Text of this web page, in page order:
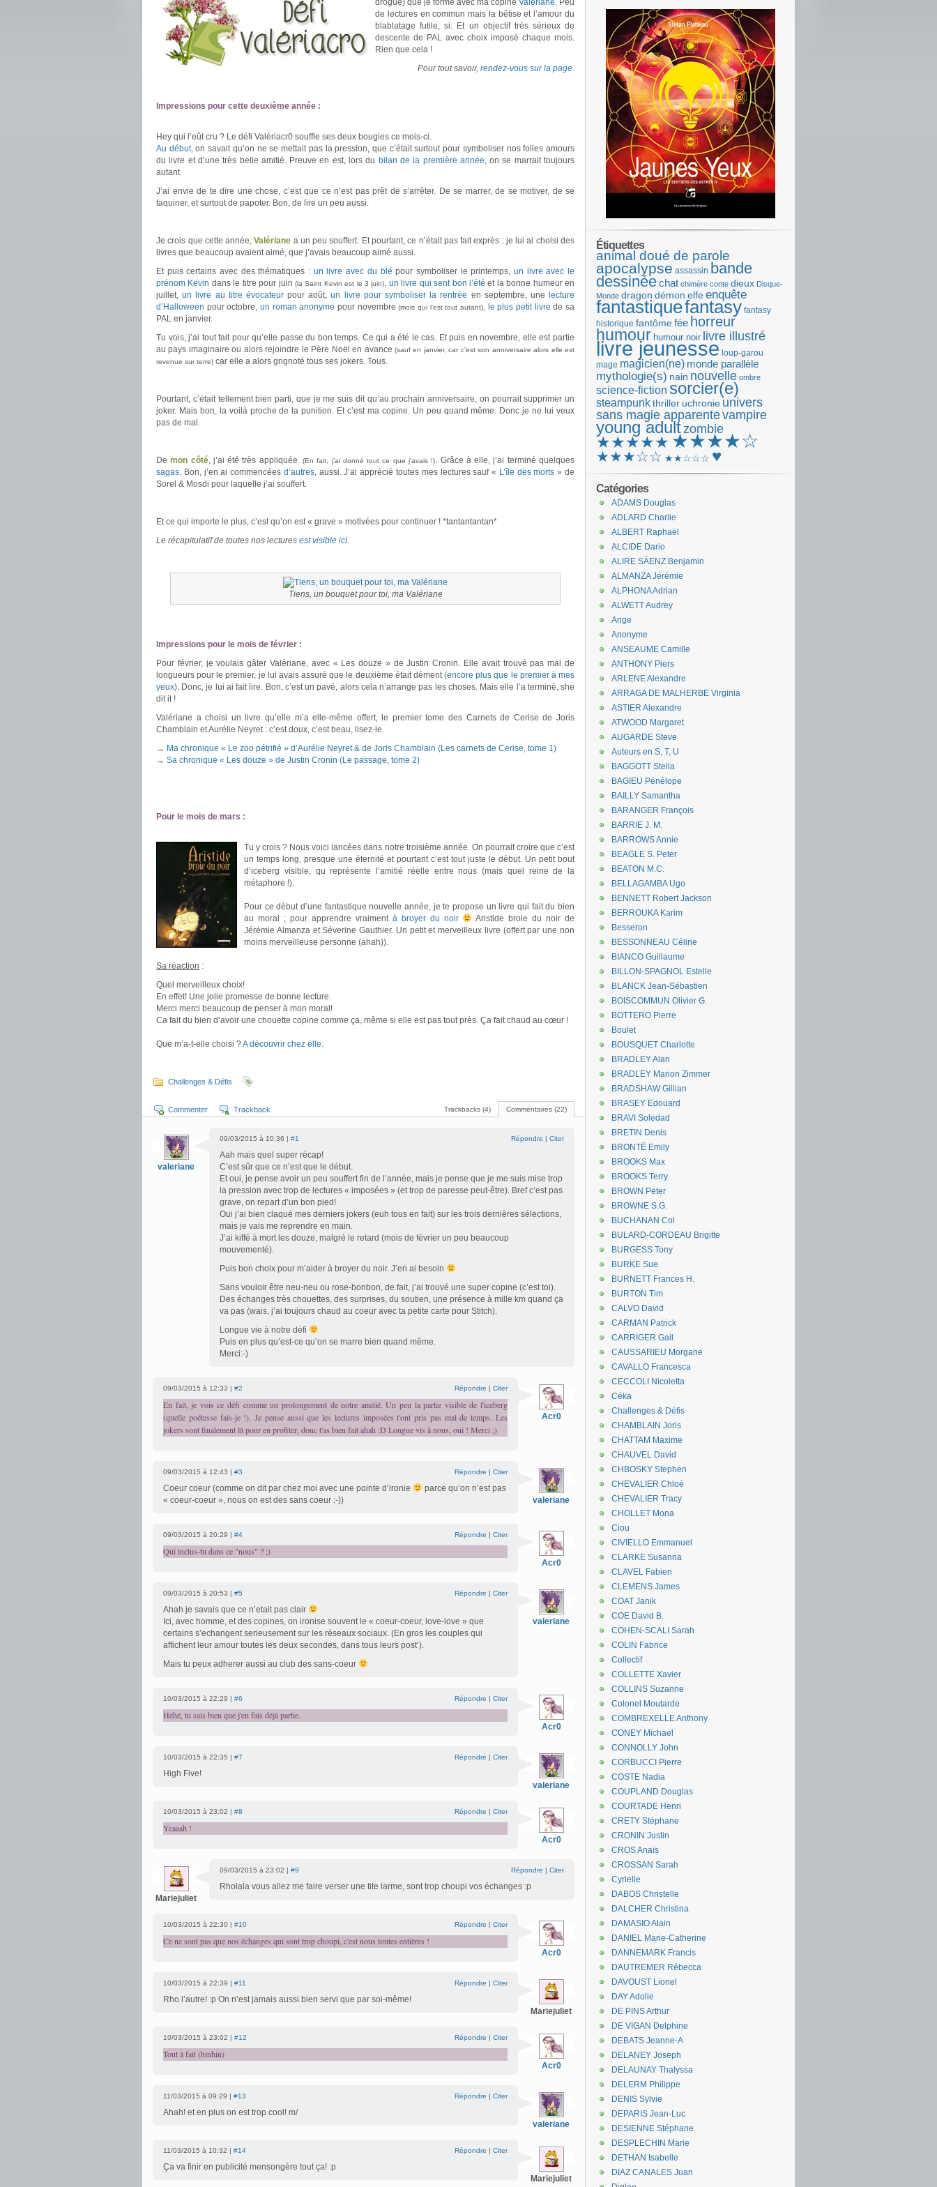
drogué) que je forme avec ma copine Valériane. Peu
de lectures en commun mais la bêtise et l’amour du
blablatage futile, si. Et un objectif très sérieux de
descente de PAL avec choix imposé chaque mois.
Rien que cela !
Pour tout savoir, rendez-vous sur la page.
Impressions pour cette deuxième année :
Hey qui l’eût cru ? Le défi Valériacr0 souffle ses deux bougies ce mois-ci.
Au début, on savait qu’on ne se mettait pas la pression, que c’était surtout pour symboliser nos folles amours
du livre et d’une très belle amitié. Preuve en est, lors du bilan de la première année, on se marrait toujours
autant.
J’ai envie de te dire une chose, c’est que ce n’est pas prêt de s’arrêter. De se marrer, de se motiver, de se
taquiner, et surtout de papoter. Bon, de lire un peu aussi.
Je crois que cette année,Valériane a un peu souffert. Et pourtant, ce n’était pas fait exprès : je lui ai choisi des
livres que beaucoup avaient aimé, que j’avais beaucoup aimé aussi.
Et puis certains avec des thématiques : un livre avec du blé pour symboliser le printemps, un livre avec le
prénom Kevin dans le titre pour juin (la Saint Kevin est le 3 juin), un livre qui sent bon l’été et la bonne humeur en
juillet,un livre au titre évocateurpour août,un livre pour symboliser la rentrée en septembre, une
lecture
d’Halloween pour octobre, un roman anonyme pour novembre(mois qui l’est tout autant), le plus petit livre de sa
PAL en janvier.
Tu vois, j’ai tout fait pour qu’elle passe du bon temps. Ce qui a été le cas. Et puis en novembre, elle est partie
au pays imaginaire ou alors rejoindre le Père Noël en avance (sauf en janvier, car c’est son anniversaire alors elle est
revenue sur terre) car elle a alors grignoté tous ses jokers. Tous.
Pourtant, c’était tellement bien parti, que je me suis dit qu’au prochain anniversaire, on pourrait supprimer un
joker. Mais bon, la voilà proche de la punition. Et c’est ma copine. Un peu quand même. Donc je ne lui veux
pas de mal.
Demon côté, j’ai été très appliquée.(En fait, j’ai donné tout ce que j’avais !). Grâce à elle, j’ai terminé quelques
sagas. Bon, j’en ai commencées d’autres, aussi. J’ai apprécié toutes mes lectures sauf « L’île des morts » de
Sorel & Mosdi pour laquelle j’ai souffert.
Et ce qui importe le plus, c’est qu’on est « grave » motivées pour continuer ! *tantantantan*
Le récapitulatif de toutes nos lectures est visible ici.
Tiens, un bouquet pour toi, ma Valériane
Impressions pour le mois de février :
Pour février, je voulais gâter Valériane, avec « Les douze » de Justin Cronin. Elle avait trouvé pas mal de
longueurs pour le premier, je lui avais assuré que le deuxième était dément (encore plus que le premier à mes
yeux). Donc, je lui ai fait lire. Bon, c’est un pavé, alors cela n’arrange pas les choses. Mais elle l’a terminé, she
dit it !
Valériane a choisi un livre qu’elle m’a elle-même offert, le premier tome des Carnets de Cerise de Joris
Chamblain et Aurélie Neyret : c’est doux, c’est beau, lisez-le.
→ Ma chronique « Le zoo pétrifié » d’Aurélie Neyret & de Joris Chamblain (Les carnets de Cerise, tome 1)
→ Sa chronique « Les douze » de Justin Cronin (Le passage, tome 2)
Pour le mois de mars :
Tu y crois ? Nous voici lancées dans notre troisième année. On pourrait croire que c’est
un temps long, presque une éternité et pourtant c’est tout juste le début. Un petit bout
d’iceberg visible, qu représente l’amitié réelle entre nous (mais quel reine de la
métaphore !).
Pour ce début d’une fantastique nouvelle année, je te propose un livre qui fait du bien
au moral ; pour apprendre vraiment à broyer du noir
Aristide broie du noir de
Jérémie Almanza et Séverine Gauthier. Un petit et merveilleux livre (offert par une non
moins merveilleuse personne (ahah)).
Sa réaction :
Quel merveilleux choix!
En effet! Une jolie promesse de bonne lecture.
Merci merci beaucoup de penser à mon moral!
Ca fait du bien d’avoir une chouette copine comme ça, même si elle est pas tout près. Ça fait chaud au cœur !
Que m’a-t-elle choisi ?A découvrir chez elle.
Challenges & Défis
Commentaires (22)
Trackbacks (4)
Commenter Trackback
valeriane
09/03/2015 à 10:36 | #1 Répondre | Citer
Aah mais quel super récap!
C’est sûr que ce n’est que le début.
Et oui, je pense avoir un peu souffert fin de l’année, mais je pense que je me suis mise trop
la pression avec trop de lectures « imposées » (et trop de paresse peut-être). Bref c’est pas
grave, on repart d’un bon pied!
Oui j’ai bien claqué mes derniers jokers (euh tous en fait) sur les trois dernières sélections,
mais je vais me reprendre en main.
J’ai kiffé à mort les douze, malgré le retard (mois de février un peu beaucoup
mouvementé).
Puis bon choix pour m’aider à broyer du noir. J’en ai besoin
Sans vouloir être neu-neu ou rose-bonbon, de fait, j’ai trouvé une super copine (c’est toi).
Des échanges très chouettes, des surprises, du soutien, une présence à mille km quand ça
va pas (wais, j’ai toujours chaud au coeur avec ta petite carte pour Stitch).
Longue vie à notre défi
Puis en plus qu’est-ce qu’on se marre bien quand même.
Merci:-)
Acr0
09/03/2015 à 12:33 | #2 Répondre | Citer
En fait, je vois ce défi comme un prolongement de notre amitié. Un peu la partie visible de l'iceberg
(quelle poétesse fais-je !). Je pense aussi que les lectures imposées t'ont pris pas mal de temps. Les
jokers sont finalement là pour en profiter, donc t'as bien fait ahah :D Longue vis à nous, oui ! Merci ;)
valeriane
09/03/2015 à 12:43 | #3 Répondre | Citer
Coeur coeur (comme on dit par chez moi avec une pointe d’ironie
parce qu’on n’est pas
« coeur-coeur », nous on est des sans coeur :-))
Acr0
09/03/2015 à 20:29 | #4 Répondre | Citer
Qui inclus-tu dans ce "nous" ? ;)
valeriane
09/03/2015 à 20:53 | #5 Répondre | Citer
Ahah je savais que ce n’etait pas clair
Ici, avec homme, et des copines, on ironise souvent le « coeur-coeur, love-love » que
certains s’echangent serieusement sur les réseaux sociaux. (En gros les couples qui
affichent leur amour toutes les deux secondes, dans tous leurs post’).
Mais tu peux adherer aussi au club des sans-coeur
Acr0
10/03/2015 à 22:29 | #6 Répondre | Citer
Héhé, tu sais bien que j'en fais déjà partie.
valeriane
10/03/2015 à 22:35 | #7 Répondre | Citer
High Five!
Acr0
10/03/2015 à 23:02 | #8 Répondre | Citer
Yeaaah !
Mariejuliet
09/03/2015 à 23:02 | #9 Répondre | Citer
Rholala vous allez me faire verser une tite larme, sont trop choupi vos échanges :p
Acr0
10/03/2015 à 22:30 | #10 Répondre | Citer
Ce ne sont pas que nos échanges qui sont trop choupi, c'est nous toutes entières !
Mariejuliet
10/03/2015 à 22:39 | #11 Répondre | Citer
Rho l’autre! :p On n’est jamais aussi bien servi que par soi-même!
Acr0
10/03/2015 à 23:02 | #12 Répondre | Citer
Tout à fait (hinhin)
valeriane
11/03/2015 à 09:29 | #13 Répondre | Citer
Ahah! et en plus on est trop cool! m/
Mariejuliet
11/03/2015 à 10:32 | #14 Répondre | Citer
Ça va finir en publicité mensongère tout ça! :p
Étiquettes
animal doué de parole
apocalypse assassin bande
dessinéechat chimère conte dieux Disque-
Monde dragon démon elfeenquête
fantastiquefantasy fantasy
historique fantômefée horreur
humour humour noir livre illustré
livre jeunesse loup-garou
mage magicien(ne) monde parallèle
mythologie(s) nain nouvelle ombre
science-fiction sorcier(e)
steampunkthriller uchronie univers
sans magie apparentevampire
young adultzombie
★★★★★ ★★★★☆
★★★☆☆ ★★☆☆☆ ♥
Catégories
ADAMS Douglas
ADLARD Charlie
ALBERT Raphaël
ALCIDE Dario
ALIRE SÁENZ Benjamin
ALMANZA Jérémie
ALPHONA Adrian
ALWETT Audrey
Ange
Anonyme
ANSEAUME Camille
ANTHONY Piers
ARLENE Alexandre
ARRAGA DE MALHERBE Virginia
ASTIER Alexandre
ATWOOD Margaret
AUGARDE Steve
Auteurs en S, T, U
BAGGOTT Stella
BAGIEU Pénélope
BAILLY Samantha
BARANGER François
BARRIE J. M.
BARROWS Annie
BEAGLE S. Peter
BEATON M.C.
BELLAGAMBA Ugo
BENNETT Robert Jackson
BERROUKA Karim
Besseron
BESSONNEAU Céline
BIANCO Guillaume
BILLON-SPAGNOL Estelle
BLANCK Jean-Sébastien
BOISCOMMUN Olivier G.
BOTTERO Pierre
Boulet
BOUSQUET Charlotte
BRADLEY Alan
BRADLEY Marion Zimmer
BRADSHAW Gillian
BRASEY Edouard
BRAVI Soledad
BRETIN Denis
BRONTË Emily
BROOKS Max
BROOKS Terry
BROWN Peter
BROWNE S.G.
BUCHANAN Col
BULARD-CORDEAU Brigitte
BURGESS Tony
BURKE Sue
BURNETT Frances H.
BURTON Tim
CALVO David
CARMAN Patrick
CARRIGER Gail
CAUSSARIEU Morgane
CAVALLO Francesca
CECCOLI Nicoletta
Céka
Challenges & Défis
CHAMBLAIN Joris
CHATTAM Maxime
CHAUVEL David
CHBOSKY Stephen
CHEVALIER Chloé
CHEVALIER Tracy
CHOLLET Mona
Ciou
CIVIELLO Emmanuel
CLARKE Susanna
CLAVEL Fabien
CLEMENS James
COAT Janik
COE David B.
COHEN-SCALI Sarah
COLIN Fabrice
Collectif
COLLETTE Xavier
COLLINS Suzanne
Colonel Moutarde
COMBREXELLE Anthony
CONEY Michael
CONNOLLY John
CORBUCCI Pierre
COSTE Nadia
COUPLAND Douglas
COURTADE Henri
CRETY Stéphane
CRONIN Justin
CROS Anaïs
CROSSAN Sarah
Cyrielle
DABOS Christelle
DALCHER Christina
DAMASIO Alain
DANIEL Marie-Catherine
DANNEMARK Francis
DAUTREMER Rébecca
DAVOUST Lionel
DAY Adolie
DE PINS Arthur
DE VIGAN Delphine
DEBATS Jeanne-A
DELANEY Joseph
DELAUNAY Thalyssa
DELERM Philippe
DENIS Sylvie
DEPARIS Jean-Luc
DESIENNE Stéphane
DESPLECHIN Marie
DETHAN Isabelle
DIAZ CANALES Juan